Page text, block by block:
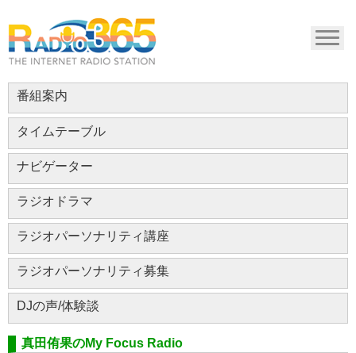
番組案内
タイムテーブル
ナビゲーター
ラジオドラマ
ラジオパーソナリティ講座
ラジオパーソナリティ募集
DJの声/体験談
真田侑果のMy Focus Radio